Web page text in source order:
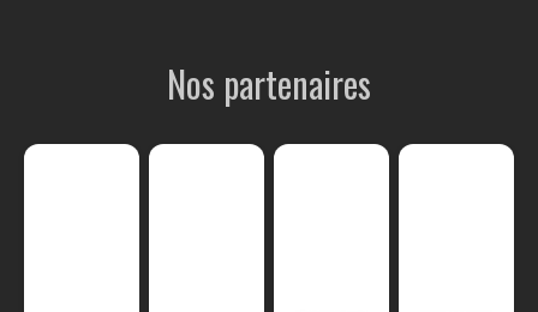
Nos partenaires